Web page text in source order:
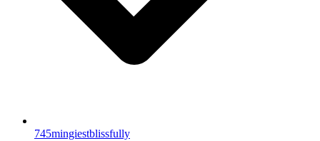
745mingiestblissfully